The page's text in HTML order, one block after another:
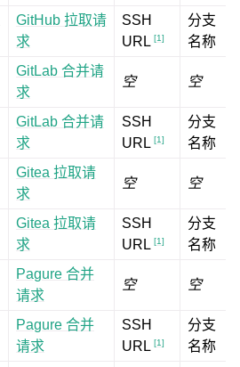
GitHub 拉取请
求
SSH
URL [1]
分支
名称
GitLab 合并请
求
空 空
GitLab 合并请
求
SSH
URL [1]
分支
名称
Gitea 拉取请
求
空 空
Gitea 拉取请
求
SSH
URL [1]
分支
名称
Pagure 合并
请求
空 空
Pagure 合并
请求
SSH
URL [1]
分支
名称